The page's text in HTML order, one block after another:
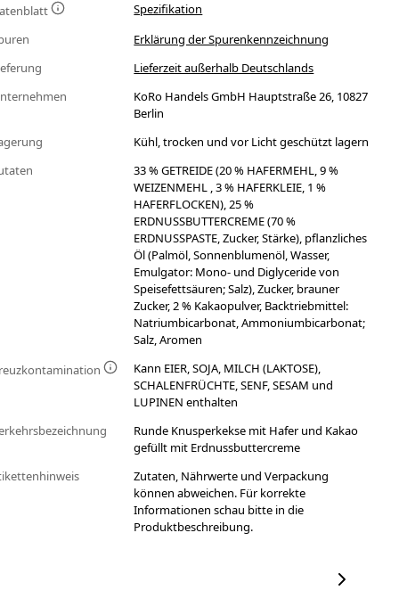
Spezifikation
Erklärung der Spurenkennzeichnung
Lieferzeit außerhalb Deutschlands
KoRo Handels GmbH Hauptstraße 26, 10827
Berlin
Kühl, trocken und vor Licht geschützt lagern
33 % GETREIDE (20 % HAFERMEHL, 9 %
WEIZENMEHL , 3 % HAFERKLEIE, 1 %
HAFERFLOCKEN), 25 %
ERDNUSSBUTTERCREME (70 %
ERDNUSSPASTE, Zucker, Stärke), pflanzliches
Öl (Palmöl, Sonnenblumenöl, Wasser,
Emulgator: Mono- und Diglyceride von
Speisefettsäuren; Salz), Zucker, brauner
Zucker, 2 % Kakaopulver, Backtriebmittel:
Natriumbicarbonat, Ammoniumbicarbonat;
Salz, Aromen
Kann EIER, SOJA, MILCH (LAKTOSE),
SCHALENFRÜCHTE, SENF, SESAM und
LUPINEN enthalten
Runde Knusperkekse mit Hafer und Kakao
gefüllt mit Erdnussbuttercreme
Zutaten, Nährwerte und Verpackung
können abweichen. Für korrekte
Informationen schau bitte in die
Produktbeschreibung.